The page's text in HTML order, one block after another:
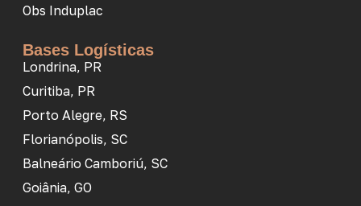
Obs Induplac
Bases Logísticas
Londrina, PR
Curitiba, PR
Porto Alegre, RS
Florianópolis, SC
Balneário Camboriú, SC
Goiânia, GO